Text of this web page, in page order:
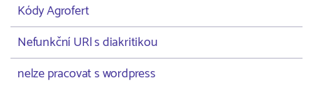
Kódy Agrofert
Nefunkční URl s diakritikou
nelze pracovat s wordpress